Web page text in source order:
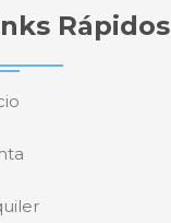
Rápidos